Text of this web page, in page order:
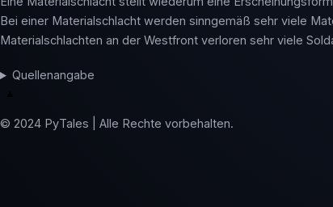
Bei einer Materialschlacht werden sinngemäß sehr viele
Materialschlachten an der Westfront verloren sehr viele
Quellenangabe
© 2024 PyTales | Alle Rechte vorbehalten.